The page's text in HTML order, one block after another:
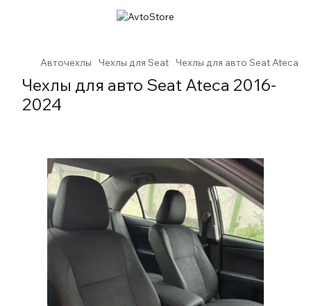
Авточехлы Чехлы для Seat Чехлы для авто Seat Ateca
Чехлы для авто Seat Ateca 2016-
2024